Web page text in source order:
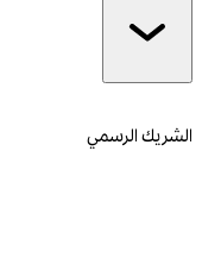
الشريك الرسمي